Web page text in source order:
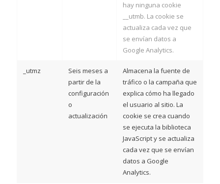
hay ninguna cookie
__utmb. La cookie se
actualiza cada vez que
se envían datos a
Google Analytics.
_utmz
Seis meses a
partir de la
configuración
o
actualización
Almacena la fuente de
tráfico o la campaña que
explica cómo ha llegado
el usuario al sitio. La
cookie se crea cuando
se ejecuta la biblioteca
JavaScript y se actualiza
cada vez que se envían
datos a Google
Analytics.